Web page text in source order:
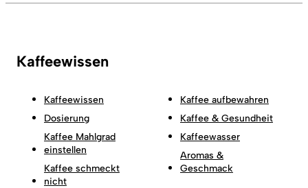
Kaffeewissen
Kaffeewissen
Dosierung
Kaffee Mahlgrad
einstellen
Kaffee schmeckt
nicht
Kaffee aufbewahren
Kaffee & Gesundheit
Kaffeewasser
Aromas &
Geschmack